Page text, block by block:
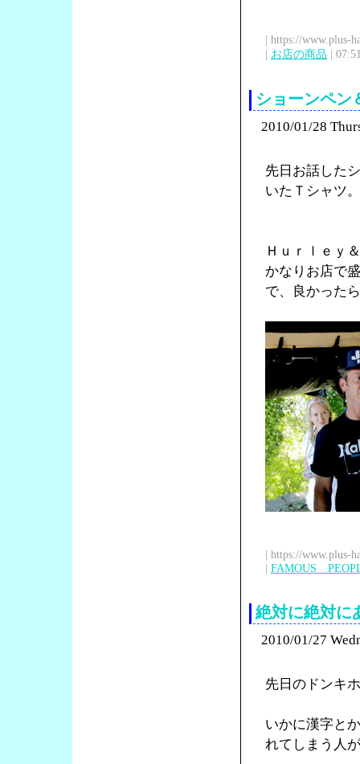
| https://www.plus-
| お店の商品 |
ショーンペン
2010/01/28
先日お話した
いたＴシャツ
Ｈｕｒｌｅｙ
かなりお店で
で、良かった
| https://www.plus-
| FAMOUS
絶対に絶対に
2010/01/27
先日のドンキ
いかに漢字と
れてしまう人